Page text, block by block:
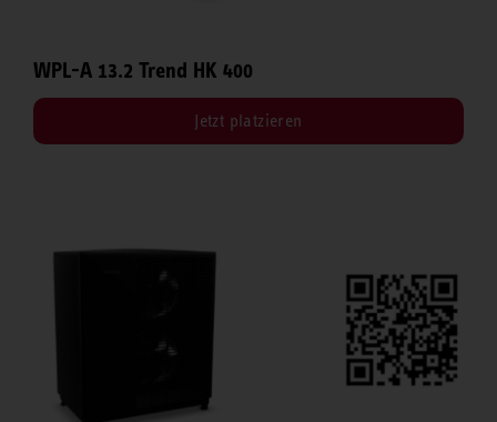
WPL-A 13.2 Trend HK 400
Jetzt platzieren